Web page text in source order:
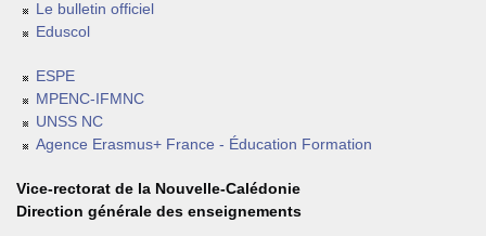
Le bulletin officiel
Eduscol
ESPE
MPENC-IFMNC
UNSS NC
Agence Erasmus+ France - Éducation Formation
Vice-rectorat de la Nouvelle-Calédonie
Direction générale des enseignements